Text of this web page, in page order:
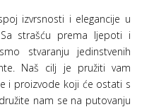
izvrsnosti i elegancije u
strašću prema ljepoti i
stvaranju jedinstvenih
Naš cilj je pružiti vam
i proizvode koji će ostati s
nam se na putovanju